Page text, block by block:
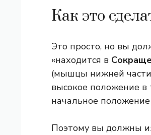
Как это
Это просто, но вы
«находится в
(мышцы нижней
высокое положение в
начальное положение
Поэтому вы должны